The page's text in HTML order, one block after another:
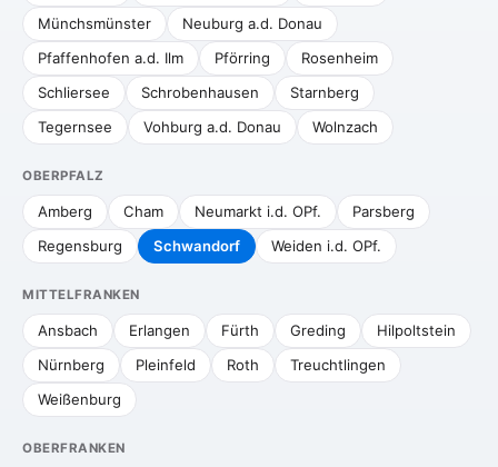
Münchsmünster
Neuburg a.d. Donau
Pfaffenhofen a.d. Ilm
Pförring
Rosenheim
Schliersee
Schrobenhausen
Starnberg
Tegernsee
Vohburg a.d. Donau Wolnzach
OBERPFALZ
Amberg Cham Neumarkt i.d. OPf.
Parsberg
Regensburg
Schwandorf Weiden i.d. OPf.
MITTELFRANKEN
Ansbach Erlangen Fürth Greding
Hilpoltstein
Nürnberg
Pleinfeld Roth
Treuchtlingen
Weißenburg
OBERFRANKEN